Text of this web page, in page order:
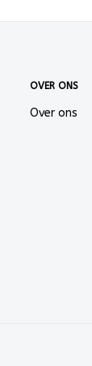
OVER ONS
Over ons